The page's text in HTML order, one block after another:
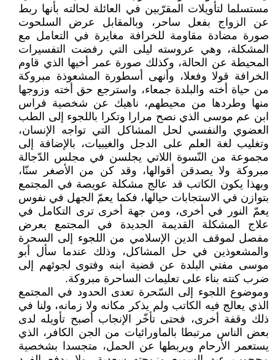
مستسلما لتأويلات المقرّبين في العائلة لحالته بأنها ربط
عن الزواج بفعل ساحر، وبالمقابل عرض السلحوت
صورة مضادة مقاومة للخرافة مغايرة في التعامل مع
المشكلة، وهي عروسته ليلى التي رفضت التفسيرات
المحيطة عن الحالة، وكذلك صورة عمر أخيها الذي قاوم
الخرافة قولا وفعلا، وأنهى أسطورة المشعوذة مبروكة
من حياة أخته والبلدة جمعاء، واسترجع حق أخته وزوجها
منها وطردها من محيطهم، ناهيك عن شخصية فراس
ابن عم موسى الذي نصح مرارا وتكرا باللجوء إلى الطب
العضوي والنفسي لحل المشاكل التي تواجه الإنسان،
وتغليب لغة العلم على الدجل والغيبيات، بالإضافة إلى
مجموعة من النّسوة اللاتي يجلسن في مجلس الدّجالة
مبروكة ولا يصدقن أقوالها، وقد كن من الأصغر سنّا،
وبهذا يكون الكاتب قد عالج مشكلة عويصة في المجتمع
بتوازن في الاستجابات حيالها، فكما يعمّ الجهل في نفوس
يعمّ النور في أخرى، ومن جهة أخرى ترى التكامل في
علاج المشكلة القديمة الجديدة في المجتمع بعرض
مفصل لموقف الدين الإسلامي من اللجوء إلى السحرة
والمشعوذين في حل المشاكل، وذلك عندما سأل أبو
موسى مفتي البلدة عن قضية ابنه وفتوى لجوئهم إلى
ضرب كنته بناء على تعليمات الساحرة مبروكة.
وموضوع اللجوء إلى السّحرة تعدى الحدود في المجتمع
الذي يعالج فيه الكاتب ولم يذكر مكانه ولا زمانه، ولنا في
ذلك وقفة أخرى، فحتى تأخّر الإنجاب أصبح تأويله لدى
بعض الناس مرتبطا بالماورائيات من الجن الكافر، الذي
يستعمر الأرحام ويربطها عن الحمل، متجسدا بشخصية